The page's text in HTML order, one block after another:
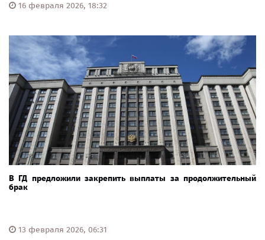
16 февраля 2026, 18:32
В ГД предложили закрепить выплаты за продолжительный
брак
13 февраля 2026, 06:31